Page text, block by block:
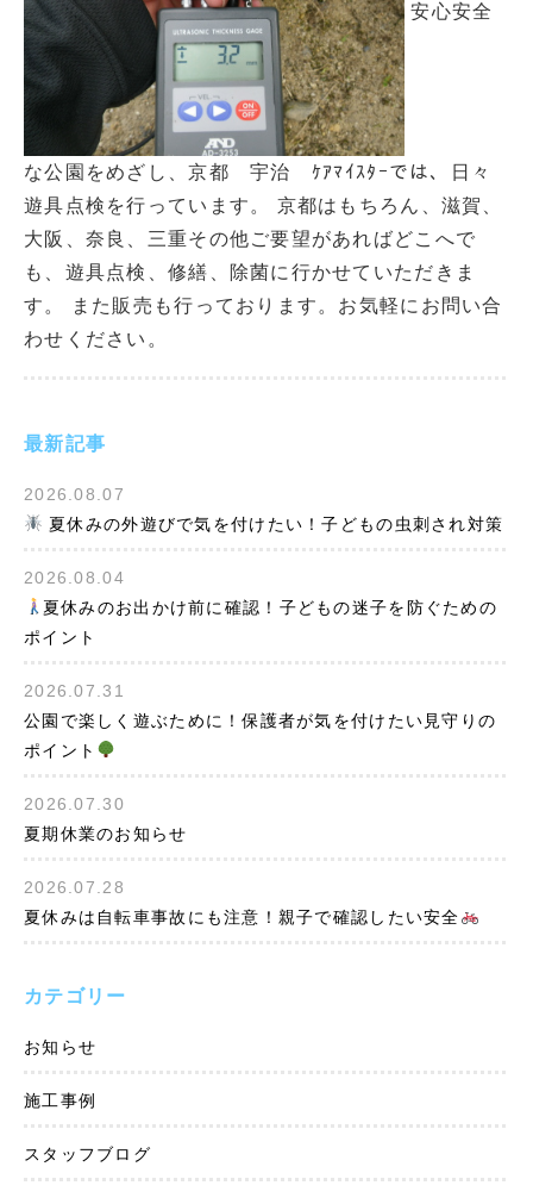
最新記事
2026.08.07
夏休みの外遊びで気を付けたい！子どもの虫刺され対策
2026.08.04
夏休みのお出かけ前に確認！子どもの迷子を防ぐための
ポイント
2026.07.31
公園で楽しく遊ぶために！保護者が気を付けたい見守りの
ポイント
2026.07.30
夏期休業のお知らせ
2026.07.28
夏休みは自転車事故にも注意！親子で確認したい安全
カテゴリー
お知らせ
施工事例
スタッフブログ
安心安全
な公園をめざし、京都 宇治 ｹｱﾏｲｽﾀｰでは、日々
遊具点検を行っています。 京都はもちろん、滋賀、
大阪、奈良、三重その他ご要望があればどこへで
も、遊具点検、修繕、除菌に行かせていただきま
す。 また販売も行っております。お気軽にお問い合
わせください。